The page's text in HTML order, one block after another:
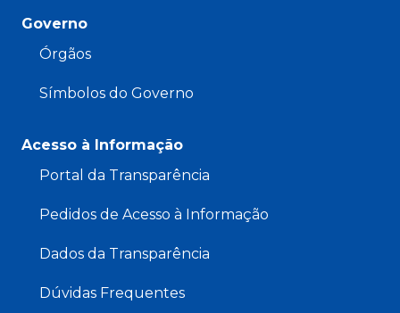
Governo
Órgãos
Símbolos do Governo
Acesso à Informação
Portal da Transparência
Pedidos de Acesso à Informação
Dados da Transparência
Dúvidas Frequentes